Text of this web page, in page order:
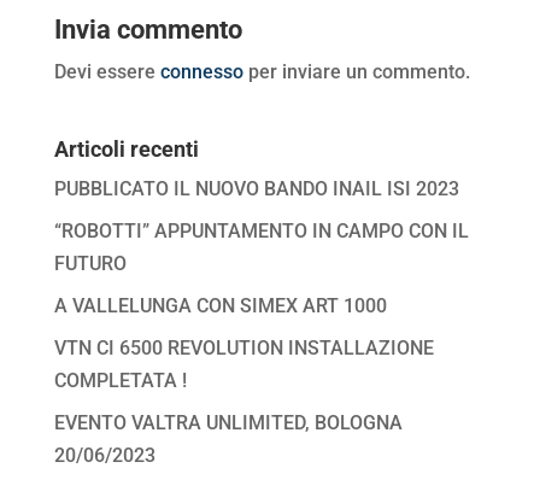
Invia commento
Devi essere connessoper inviare un commento.
Articoli recenti
PUBBLICATO IL NUOVO BANDO INAIL ISI 2023
“ROBOTTI” APPUNTAMENTO IN CAMPO CON IL
FUTURO
A VALLELUNGA CON SIMEX ART 1000
VTN CI 6500 REVOLUTION INSTALLAZIONE
COMPLETATA !
EVENTO VALTRA UNLIMITED, BOLOGNA
20/06/2023